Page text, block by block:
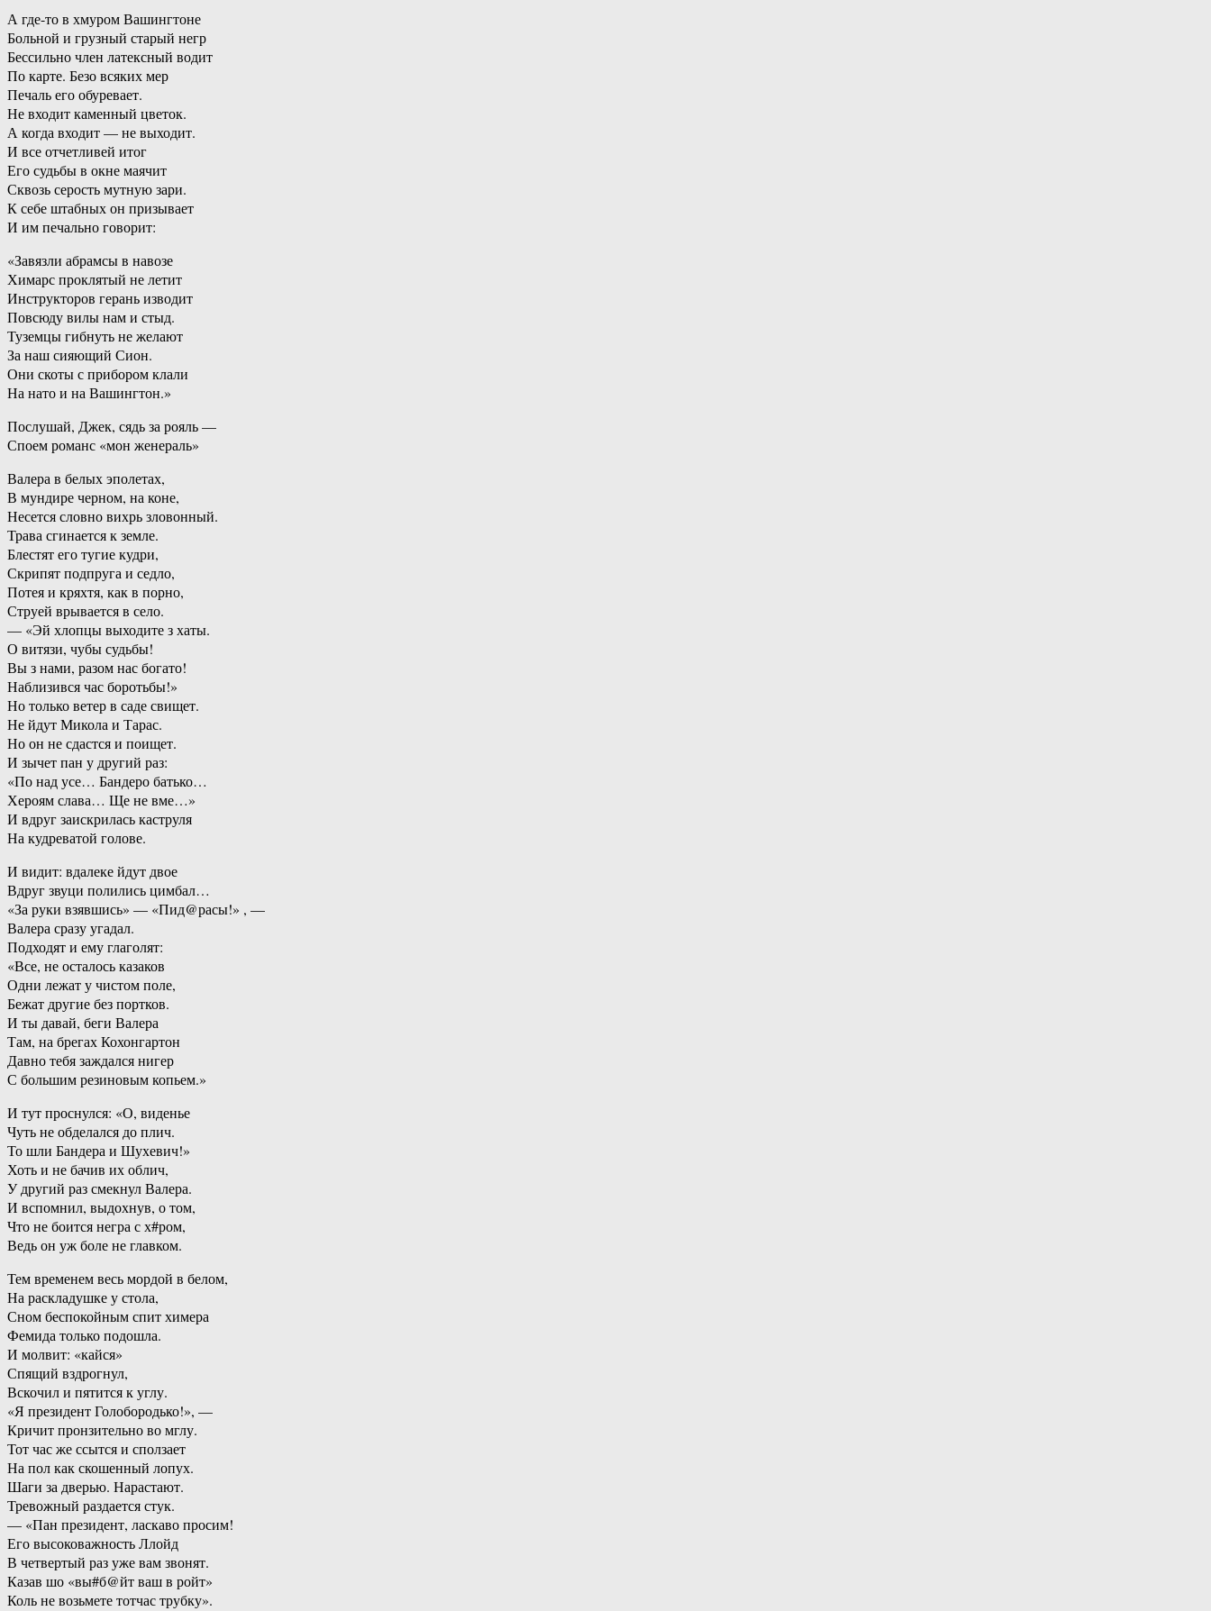
А где-то в хмуром Вашингтоне
Больной и грузный старый негр
Бессильно член латексный водит
По карте. Безо всяких мер
Печаль его обуревает.
Не входит каменный цветок.
А когда входит — не выходит.
И все отчетливей итог
Его судьбы в окне маячит
Сквозь серость мутную зари.
К себе штабных он призывает
И им печально говорит:
«Завязли абрамсы в навозе
Химарс проклятый не летит
Инструкторов герань изводит
Повсюду вилы нам и стыд.
Туземцы гибнуть не желают
За наш сияющий Сион.
Они скоты с прибором клали
На нато и на Вашингтон.»
Послушай, Джек, сядь за рояль —
Споем романс «мон женераль»
Валера в белых эполетах,
В мундире черном, на коне,
Несется словно вихрь зловонный.
Трава сгинается к земле.
Блестят его тугие кудри,
Скрипят подпруга и седло,
Потея и кряхтя, как в порно,
Струей врывается в село.
— «Эй хлопцы выходите з хаты.
О витязи, чубы судьбы!
Вы з нами, разом нас богато!
Наблизився час боротьбы!»
Но только ветер в саде свищет.
Не йдут Микола и Тарас.
Но он не сдастся и поищет.
И зычет пан у другий раз:
«По над усе… Бандеро батько…
Хероям слава… Ще не вме…»
И вдруг заискрилась каструля
На кудреватой голове.
И видит: вдалеке йдут двое
Вдруг звуци полились цимбал…
«За руки взявшись» — «Пид@расы!» , —
Валера сразу угадал.
Подходят и ему глаголят:
«Все, не осталось казаков
Одни лежат у чистом поле,
Бежат другие без портков.
И ты давай, беги Валера
Там, на брегах Кохонгартон
Давно тебя заждался нигер
С большим резиновым копьем.»
И тут проснулся: «О, виденье
Чуть не обделался до плич.
То шли Бандера и Шухевич!»
Хоть и не бачив их облич,
У другий раз смекнул Валера.
И вспомнил, выдохнув, о том,
Что не боится негра с х#ром,
Ведь он уж боле не главком.
Тем временем весь мордой в белом,
На раскладушке у стола,
Сном беспокойным спит химера
Фемида только подошла.
И молвит: «кайся»
Спящий вздрогнул,
Вскочил и пятится к углу.
«Я президент Голобородько!», —
Кричит пронзительно во мглу.
Тот час же ссытся и сползает
На пол как скошенный лопух.
Шаги за дверью. Нарастают.
Тревожный раздается стук.
— «Пан президент, ласкаво просим!
Его высоковажность Ллойд
В четвертый раз уже вам звонят.
Казав шо «вы#б@йт ваш в ройт»
Коль не возьмете тотчас трубку».